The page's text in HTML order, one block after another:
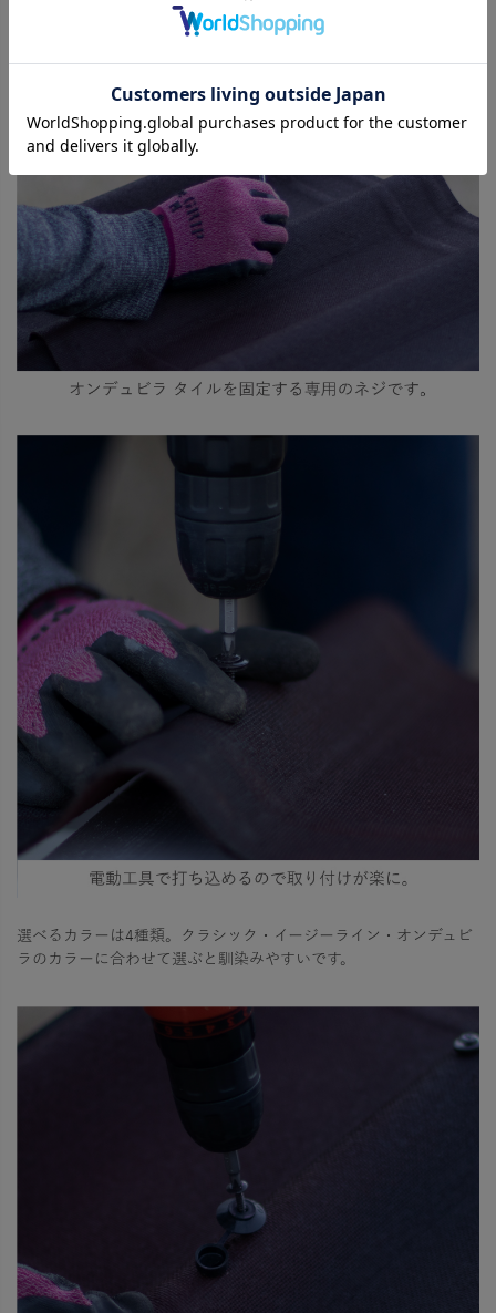
選べるカラーは4種類。クラシック・イージーライン・オンデュビ
ラのカラーに合わせて選ぶと馴染みやすいです。